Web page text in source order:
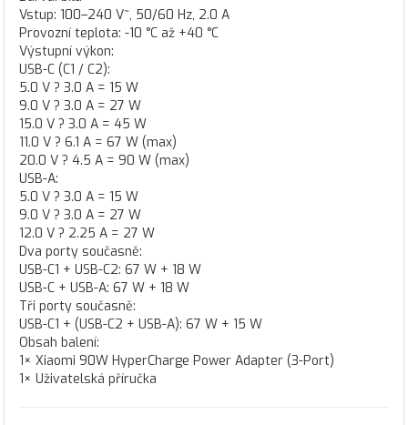
Vstup: 100–240 V~, 50/60 Hz, 2.0 A
Provozní teplota: -10 °C až +40 °C
Výstupní výkon:
USB-C (C1 / C2):
5.0 V ? 3.0 A = 15 W
9.0 V ? 3.0 A = 27 W
15.0 V ? 3.0 A = 45 W
11.0 V ? 6.1 A = 67 W (max)
20.0 V ? 4.5 A = 90 W (max)
USB-A:
5.0 V ? 3.0 A = 15 W
9.0 V ? 3.0 A = 27 W
12.0 V ? 2.25 A = 27 W
Dva porty současně:
USB-C1 + USB-C2: 67 W + 18 W
USB-C + USB-A: 67 W + 18 W
Tři porty současně:
USB-C1 + (USB-C2 + USB-A): 67 W + 15 W
Obsah balení:
1× Xiaomi 90W HyperCharge Power Adapter (3-Port)
1× Uživatelská příručka